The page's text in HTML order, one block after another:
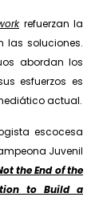
refuer­zan la
las soluciones.
abordan los
esfuerzos es
actual.
esco­cesa
Juvenil
the End of the
to Build a